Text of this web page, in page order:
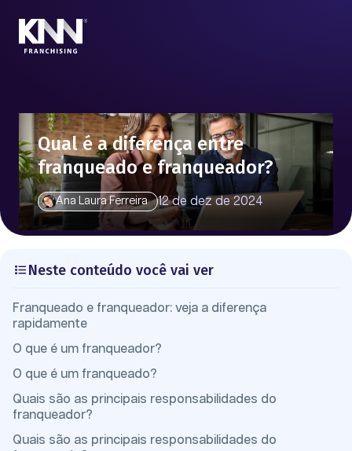
Qual é a diferença entre
franqueado e franqueador?
Ana Laura Ferreira 12 de dez de 2024
Neste conteúdo você vai ver
Franqueado e franqueador: veja a diferença
rapidamente
O que é um franqueador?
O que é um franqueado?
Quais são as principais responsabilidades do
franqueador?
Quais são as principais responsabilidades do